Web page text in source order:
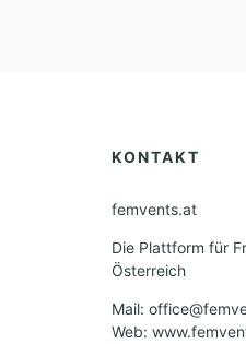
KONTAKT
femvents.at
Die Plattform für
Österreich
Mail:
Web: